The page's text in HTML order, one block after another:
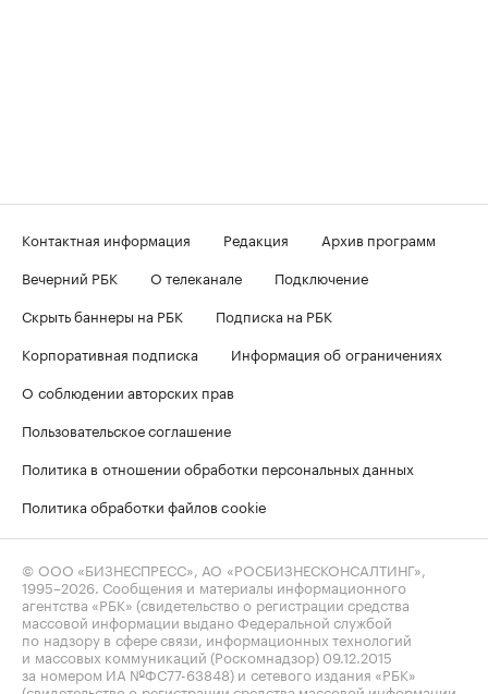
Контактная информация Редакция
Архив программ
Вечерний РБК
О телеканале
Подключение
Скрыть баннеры на РБК
Подписка на РБК
Корпоративная подписка
Информация об ограничениях
О соблюдении авторских прав
Пользовательское соглашение
Политика в отношении обработки персональных данных
Политика обработки файлов cookie
© ООО «БИЗНЕСПРЕСС», АО «РОСБИЗНЕСКОНСАЛТИНГ»,
1995–2026 . Сообщения и материалы информационного
агентства «РБК» (свидетельство о регистрации средства
массовой информации выдано Федеральной службой
по надзору в сфере связи, информационных технологий
и массовых коммуникаций (Роскомнадзор) 09.12.2015
за номером ИА №ФС77-63848) и сетевого издания «РБК»